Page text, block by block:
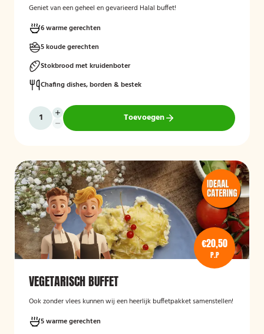
Geniet van een geheel en gevarieerd Halal buffet!
6 warme gerechten
5 koude gerechten
Stokbrood met kruidenboter
Chafing dishes, borden & bestek
Toevoegen
€20,50
P.P
VEGETARISCH BUFFET
Ook zonder vlees kunnen wij een heerlijk buffetpakket samenstellen!
5 warme gerechten